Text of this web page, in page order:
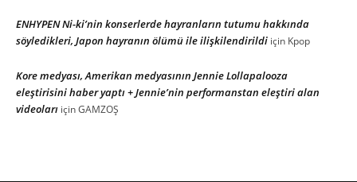
ENHYPEN Ni-ki’nin konserlerde hayranların tutumu hakkında
söyledikleri, Japon hayranın ölümü ile ilişkilendirildi için Kpop
Kore medyası, Amerikan medyasının Jennie Lollapalooza
eleştirisini haber yaptı + Jennie’nin performanstan eleştiri alan
videoları içinGAMZOŞ